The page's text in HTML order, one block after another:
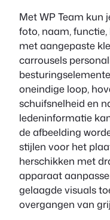
Met WP Team kun
foto, naam,
met aangepaste
carrousels
oneindige loop,
schuifsnelheid en
ledeninformatie
de afbeelding
stijlen voor het
herschikken met
apparaat
gelaagde visuals
overgangen van